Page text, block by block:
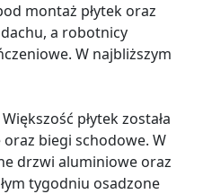
montaż płytek oraz
a robotnicy
W najbliższym
płytek została
biegi schodowe. W
drzwi aluminiowe oraz
tygodniu osadzone